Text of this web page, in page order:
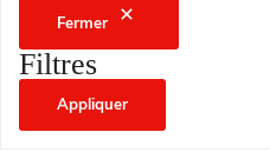
Fermer
Filtres
Appliquer